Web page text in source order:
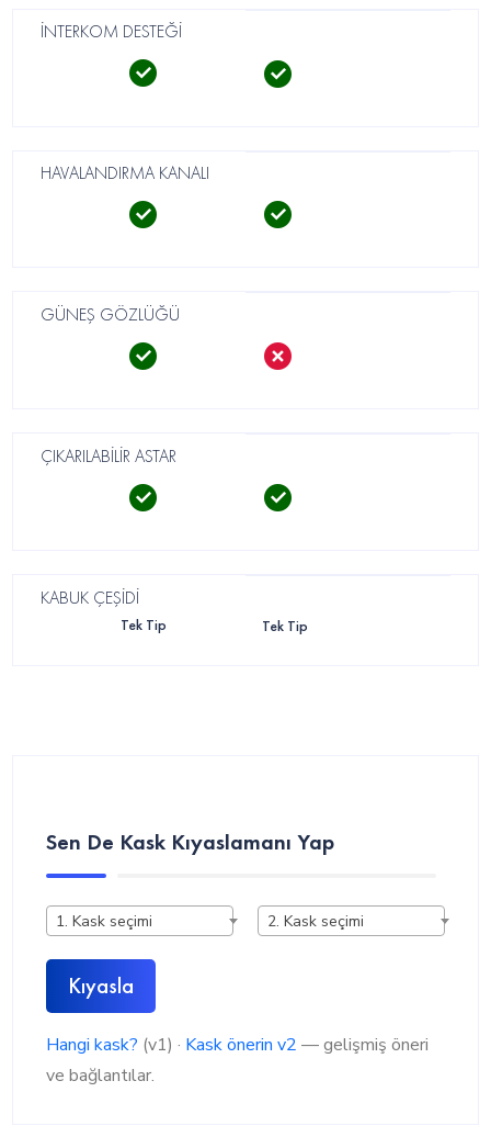
İNTERKOM DESTEĞİ
HAVALANDIRMA KANALI
GÜNEŞ GÖZLÜĞÜ
ÇIKARILABİLİR ASTAR
KABUK ÇEŞİDİ
Tek Tip Tek Tip
Sen De Kask Kıyaslamanı Yap
1. Kask seçimi 2. Kask seçimi
Kıyasla
Hangi kask? (v1) · Kask önerin v2 — gelişmiş öneri
ve bağlantılar.